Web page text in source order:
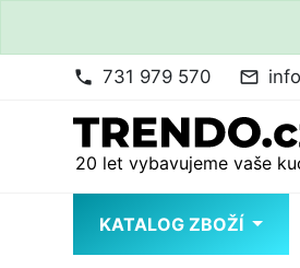
phone 731 979 570 mail_outline
20 let vybavujeme vaše
KATALOG ZBOŽÍ